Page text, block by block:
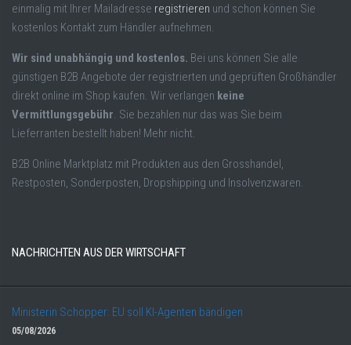
einmalig mit Ihrer Mailadresse registrieren und schon können Sie
kostenlos Kontakt zum Händler aufnehmen.
Wir sind unabhängig und kostenlos. Bei uns können Sie alle
günstigen B2B Angebote der registrierten und geprüften Großhändler
direkt online im Shop kaufen. Wir verlangen keine
Vermittlungsgebühr. Sie bezahlen nur das was Sie beim
Lieferranten bestellt haben! Mehr nicht.
B2B Online Marktplatz mit Produkten aus den Grosshandel,
Restposten, Sonderposten, Dropshipping und Insolvenzwaren.
NACHRICHTEN AUS DER WIRTSCHAFT
Ministerin Schopper: EU soll KI-Agenten bändigen
05/08/2026